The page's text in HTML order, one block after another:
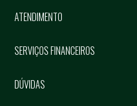
ATENDIMENTO
SERVIÇOS FINANCEIROS
DÚVIDAS